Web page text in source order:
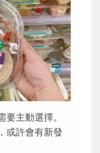
主動選擇。
或許會有新發